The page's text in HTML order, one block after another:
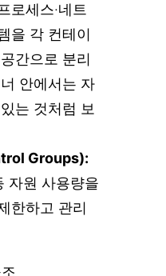
로세스·네트
을 각 컨테이
간으로 분리
안에서는 자
는 것처럼 보
Groups):
자원 사용량을
한하고 관리